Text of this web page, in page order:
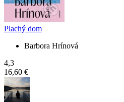
Plachý dom
Barbora Hrínová
4,3
16,60 €